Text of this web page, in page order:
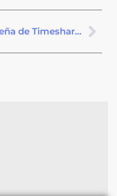
Reseña de Timeshare Freedom Group